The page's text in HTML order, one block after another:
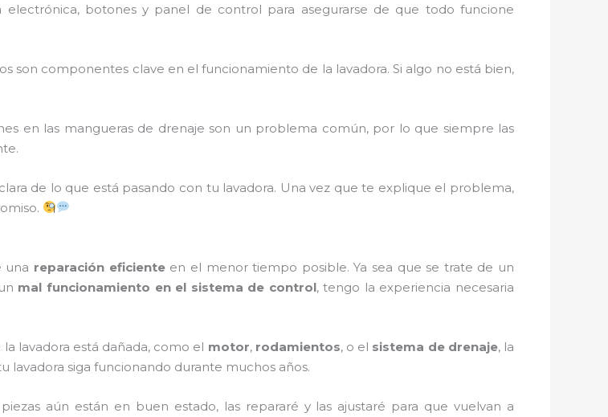
electrónica, botones y panel de control para asegurarse de que todo funcione
son componentes clave en el funcionamiento de la lavadora. Si algo no está bien,
en las mangueras de drenaje son un problema común, por lo que siempre las
de lo que está pasando con tu lavadora. Una vez que te explique el problema,
una reparación eficienteen el menor tiempo posible. Ya sea que se trate de un
mal funcionamiento en el sistema de control, tengo la experiencia necesaria
la lavadora está dañada, como el motor, rodamientos, o el sistema de drenaje, la
lavadora siga funcionando durante muchos años.
piezas aún están en buen estado, las repararé y las ajustaré para que vuelvan a